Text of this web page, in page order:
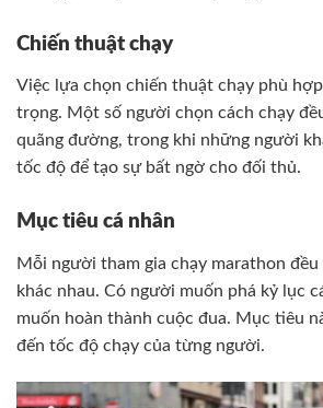
Chiến thuật chạy
Việc lựa chọn chiến thuật chạy phù
trọng. Một số người chọn cách chạy
quãng đường, trong khi những người
tốc độ để tạo sự bất ngờ cho đối thủ.
Mục tiêu cá nhân
Mỗi người tham gia chạy marathon
khác nhau. Có người muốn phá kỷ lục
muốn hoàn thành cuộc đua. Mục tiêu
đến tốc độ chạy của từng người.